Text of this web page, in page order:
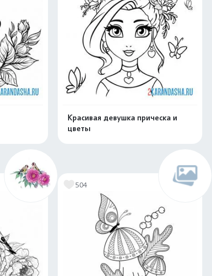
Красивая девушка прическа и
цветы
504